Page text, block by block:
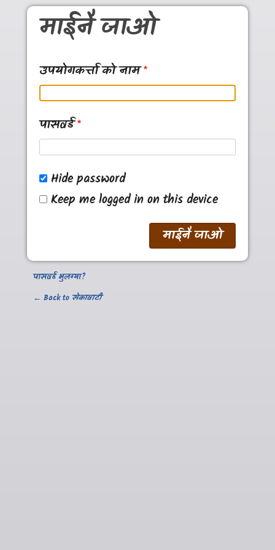
Skip to main content
माईनै जाओ
उपयोगकर्त्ता को नाम
पासवर्ड
Hide password
Keep me logged in on this device
पासवर्ड भुलग्या?
← Back to सेकावाटी